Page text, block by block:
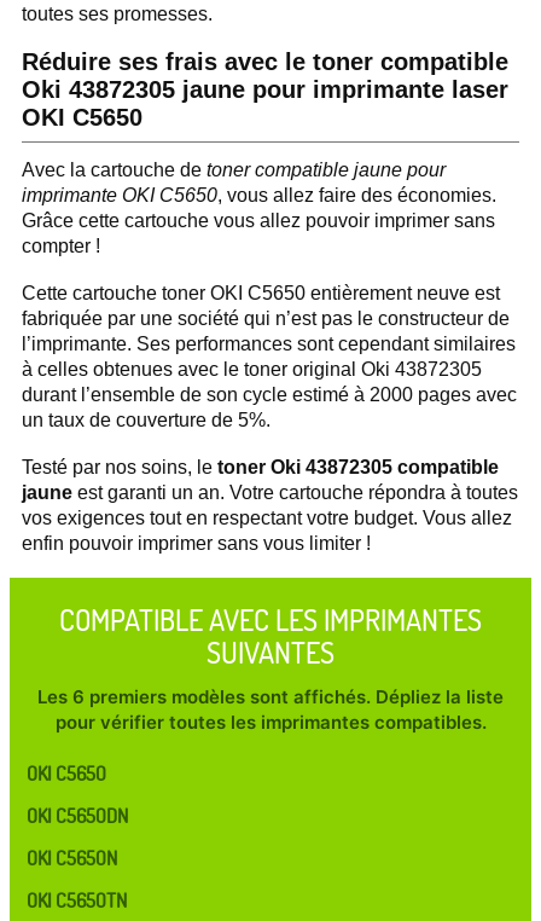
toutes ses promesses.
Réduire ses frais avec le toner compatible
Oki 43872305 jaune pour imprimante laser
OKI C5650
Avec la cartouche de toner compatible jaune pour
imprimante OKI C5650, vous allez faire des économies.
Grâce cette cartouche vous allez pouvoir imprimer sans
compter !
Cette cartouche toner OKI C5650 entièrement neuve est
fabriquée par une société qui n’est pas le constructeur de
l’imprimante. Ses performances sont cependant similaires
à celles obtenues avec le toner original Oki 43872305
durant l’ensemble de son cycle estimé à 2000 pages avec
un taux de couverture de 5%.
Testé par nos soins, le toner Oki 43872305 compatible
jaune est garanti un an. Votre cartouche répondra à toutes
vos exigences tout en respectant votre budget. Vous allez
enfin pouvoir imprimer sans vous limiter !
COMPATIBLE AVEC LES IMPRIMANTES
SUIVANTES
Les 6 premiers modèles sont affichés. Dépliez la liste
pour vérifier toutes les imprimantes compatibles.
OKI C5650
OKI C5650DN
OKI C5650N
OKI C5650TN